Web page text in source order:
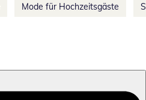
Mode für Hochzeitsgäste